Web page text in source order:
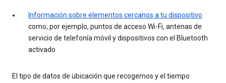
Información sobre elementos cercanos a tu dispositivo
como, por ejemplo, puntos de acceso Wi-Fi, antenas de
servicio de telefonía móvil y dispositivos con el Bluetooth
activado
El tipo de datos de ubicación que recogemos y el tiempo